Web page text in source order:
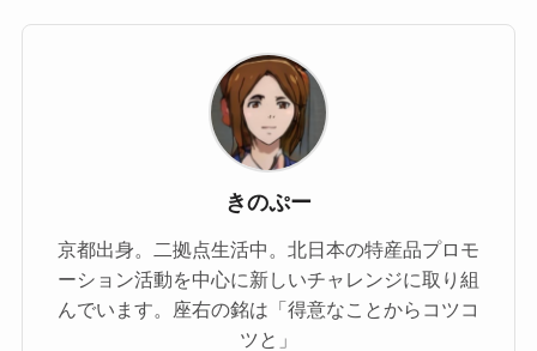
きのぷー
京都出身。二拠点生活中。北日本の特産品プロモ
ーション活動を中心に新しいチャレンジに取り組
んでいます。座右の銘は「得意なことからコツコ
ツと」